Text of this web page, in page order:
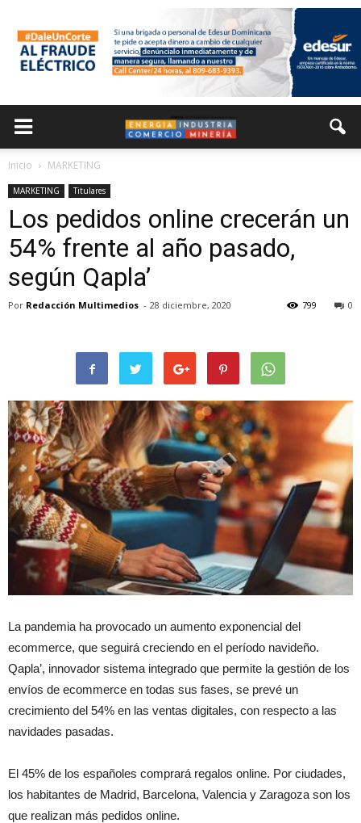
Inicio MARKETING
MARKETING Titulares
Los pedidos online crecerán un
54% frente al año pasado,
según Qapla’
Por Redacción Multimedios - 28 diciembre, 2020 0
799
La pandemia ha provocado un aumento exponencial del
ecommerce, que seguirá creciendo en el período navideño.
Qapla’, innovador sistema integrado que permite la gestión de los
envíos de ecommerce en todas sus fases, se prevé un
crecimiento del 54% en las ventas digitales, con respecto a las
navidades pasadas.
El 45% de los españoles comprará regalos online. Por ciudades,
los habitantes de Madrid, Barcelona, Valencia y Zaragoza son los
que realizan más pedidos online.